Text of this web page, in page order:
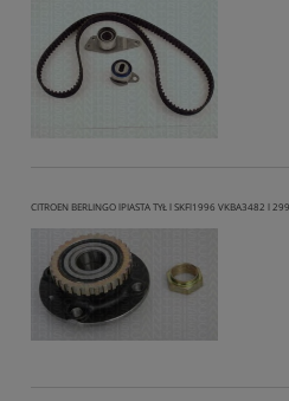
CITROEN BERLINGO lPIASTA TYŁ l SKFl1996 VKBA3482 l